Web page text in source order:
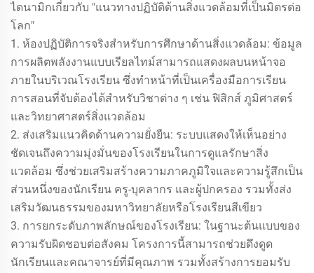
ไดนามิกเกี่ยวกับ "แนวทางปฏิบัติด้านสิ่งแวดล้อมที่เป็นมิตรต่อ
โลก"
1. ห้องปฏิบัติการจริงสำหรับการศึกษาด้านสิ่งแวดล้อม: ข้อมูล
การผลิตพลังงานแบบเรียลไทม์สามารถแสดงผลบนหน้าจอ
ภายในบริเวณโรงเรียน ซึ่งทำหน้าที่เป็นเครื่องมือการเรียน
การสอนที่จับต้องได้สำหรับวิชาต่าง ๆ เช่น ฟิสิกส์ ภูมิศาสตร์
และวิทยาศาสตร์สิ่งแวดล้อม
2. ส่งเสริมแนวคิดด้านความยั่งยืน: ระบบแสดงให้เห็นอย่าง
ชัดเจนถึงความมุ่งมั่นของโรงเรียนในการดูแลรักษาสิ่ง
แวดล้อม ซึ่งช่วยเสริมสร้างความภาคภูมิใจและความรู้สึกเป็น
ส่วนหนึ่งของนักเรียน ครู-บุคลากร และผู้ปกครอง รวมทั้งส่ง
เสริมวัฒนธรรมของมหาวิทยาลัยหรือโรงเรียนสีเขียว
3. การยกระดับภาพลักษณ์ของโรงเรียน: ในฐานะต้นแบบของ
ความรับผิดชอบต่อสังคม โครงการนี้สามารถช่วยดึงดูด
นักเรียนและคณาจารย์ที่มีคุณภาพ รวมทั้งสร้างการยอมรับ